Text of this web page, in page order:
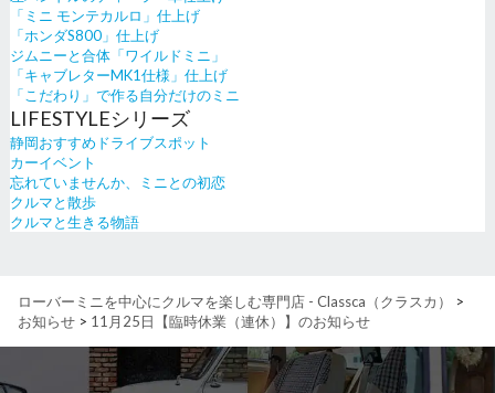
「ミニ モンテカルロ」仕上げ
「ホンダS800」仕上げ
ジムニーと合体「ワイルドミニ」
「キャブレターMK1仕様」仕上げ
「こだわり」で作る自分だけのミニ
LIFESTYLEシリーズ
静岡おすすめドライブスポット
カーイベント
忘れていませんか、ミニとの初恋
クルマと散歩
クルマと生きる物語
ローバーミニを中心にクルマを楽しむ専門店 - Classca（クラスカ）
>
お知らせ > 11月25日【臨時休業（連休）】のお知らせ